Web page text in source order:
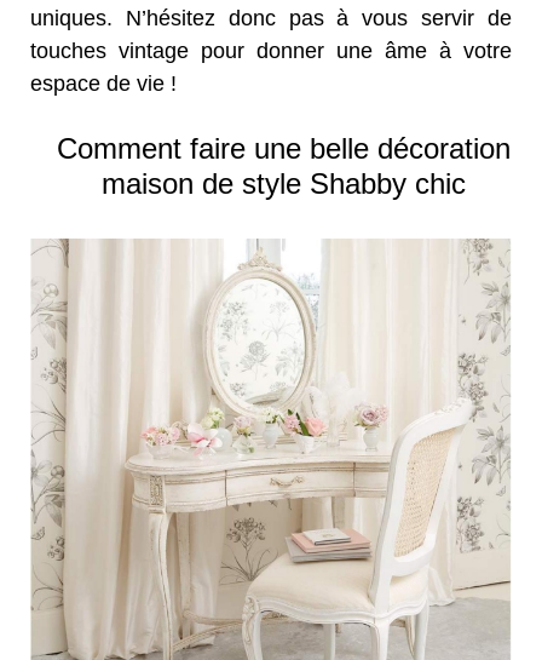
uniques. N’hésitez donc pas à vous servir de
touches vintage pour donner une âme à votre
espace de vie !
Comment faire une belle décoration
maison de style Shabby chic